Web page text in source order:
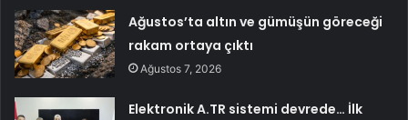
Ağustos’ta altın ve gümüşün göreceği
rakam ortaya çıktı
Ağustos 7, 2026
Elektronik A.TR sistemi devrede… İlk